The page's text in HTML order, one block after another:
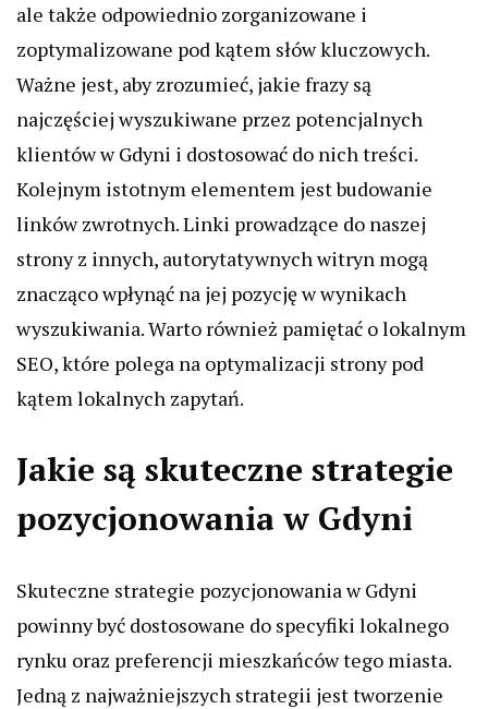
ale także odpowiednio zorganizowane i
zoptymalizowane pod kątem słów kluczowych.
Ważne jest, aby zrozumieć, jakie frazy są
najczęściej wyszukiwane przez potencjalnych
klientów w Gdyni i dostosować do nich treści.
Kolejnym istotnym elementem jest budowanie
linków zwrotnych. Linki prowadzące do naszej
strony z innych, autorytatywnych witryn mogą
znacząco wpłynąć na jej pozycję w wynikach
wyszukiwania. Warto również pamiętać o lokalnym
SEO, które polega na optymalizacji strony pod
kątem lokalnych zapytań.
Jakie są skuteczne strategie
pozycjonowania w Gdyni
Skuteczne strategie pozycjonowania w Gdyni
powinny być dostosowane do specyfiki lokalnego
rynku oraz preferencji mieszkańców tego miasta.
Jedną z najważniejszych strategii jest tworzenie